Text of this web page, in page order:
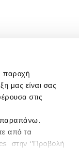
παροχή
μας είναι σας
στις
παραπάνω.
από τα
στην ‘’Προβολή